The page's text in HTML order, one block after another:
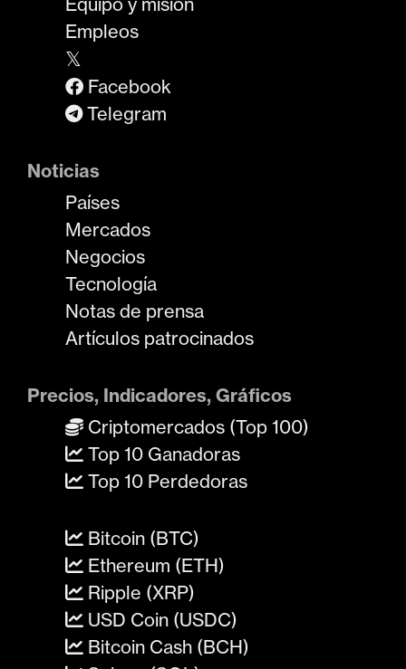
Empleos
𝕏
Facebook
Telegram
Noticias
Países
Mercados
Negocios
Tecnología
Notas de prensa
Artículos patrocinados
Precios, Indicadores, Gráficos
Criptomercados (Top 100)
Top 10 Ganadoras
Top 10 Perdedoras
Bitcoin (BTC)
Ethereum (ETH)
Ripple (XRP)
USD Coin (USDC)
Bitcoin Cash (BCH)